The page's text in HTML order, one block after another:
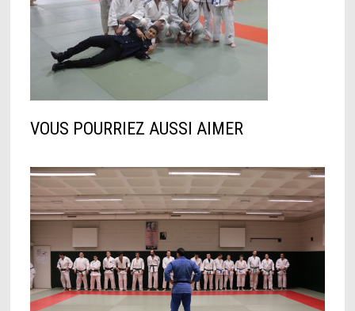
VOUS POURRIEZ AUSSI AIMER